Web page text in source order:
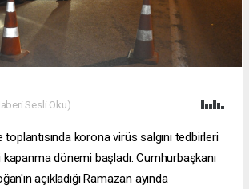
Sesli Oku)
toplantısında korona virüs salgını tedbirleri
kapanma dönemi başladı. Cumhurbaşkanı
açıkladığı Ramazan ayında